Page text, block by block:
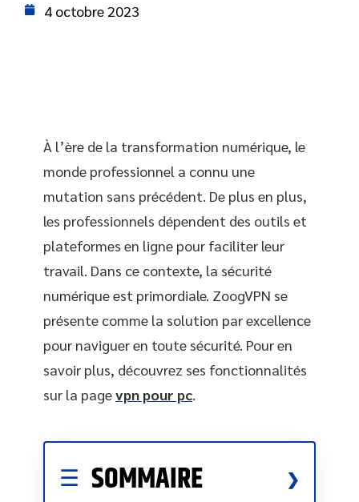
4 octobre 2023
À l’ère de la transformation numérique, le
monde professionnel a connu une
mutation sans précédent. De plus en plus,
les professionnels dépendent des outils et
plateformes en ligne pour faciliter leur
travail. Dans ce contexte, la sécurité
numérique est primordiale. ZoogVPN se
présente comme la solution par excellence
pour naviguer en toute sécurité. Pour en
savoir plus, découvrez ses fonctionnalités
sur la pagevpn pour pc.
SOMMAIRE